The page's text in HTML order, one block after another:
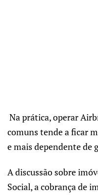
Na prática, operar
comuns tende a ficar
e mais dependente de
A discussão sobre
Social, a cobrança de